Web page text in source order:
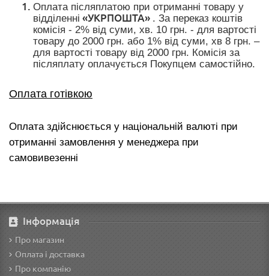
Оплата післяплатою при отриманні товару у
відділенні «УКРПОШТА» . За переказ коштів
комісія - 2% від суми, хв. 10 грн. - для вартості
товару до 2000 грн. або 1% від суми, хв 8 грн. –
для вартості товару від 2000 грн. Комісія за
післяплату оплачується Покупцем самостійно.
Оплата готівкою
Оплата здійснюється у національній валюті при
отриманні замовлення у менеджера при
самовивезенні
Інформація
Про магазин
Оплата і доставка
Про компанію